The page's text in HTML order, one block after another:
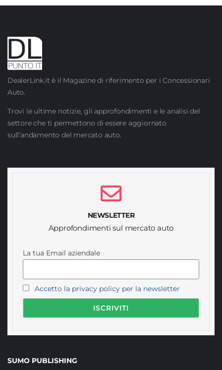
DealerLink.it è il Magazine di riferimento per i Concessionari
Auto.
Trovi le ultime notizie, gli approfondimenti e le analisi del
settore che ti permettono di essere aggiornato
sull’andamento del mercato auto.
NEWSLETTER
Approfondimenti sul mercato auto
La tua Email aziendale
Accetto la privacy policy per la newsletter
SUMO PUBLISHING